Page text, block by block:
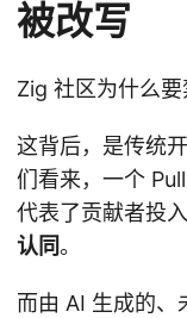
被改写
Zig 社区为什么要
这背后，是传统
们看来，一个
代表了贡献者投
认同。
而由 AI 生成的、